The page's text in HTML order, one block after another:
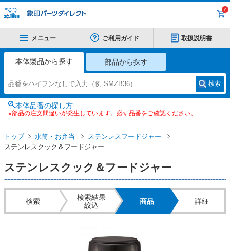
0
メニュー ご利用ガイド 取扱説明書
本体製品から探す 部品から探す
検索
本体品番の探し方
※部品の注文間違いが発生しています。必ず品番をご確認ください。
トップ 水筒・お弁当
ステンレスフードジャー
ステンレスクック＆フードジャー
ステンレスクック＆フードジャー
検索
検索結果
絞込
商品 詳細